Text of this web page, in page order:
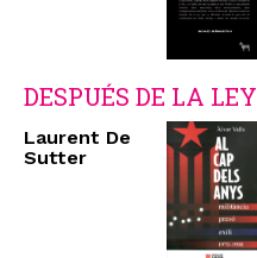
DESPUÉS DE LA LEY
Laurent De
Sutter